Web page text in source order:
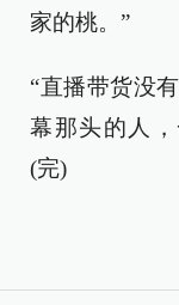
家的桃。”
“直播带货没
幕那头的人
(完)